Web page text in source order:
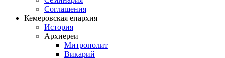
Соглашения
Кемеровская епархия
История
Архиереи
Митрополит
Викарий